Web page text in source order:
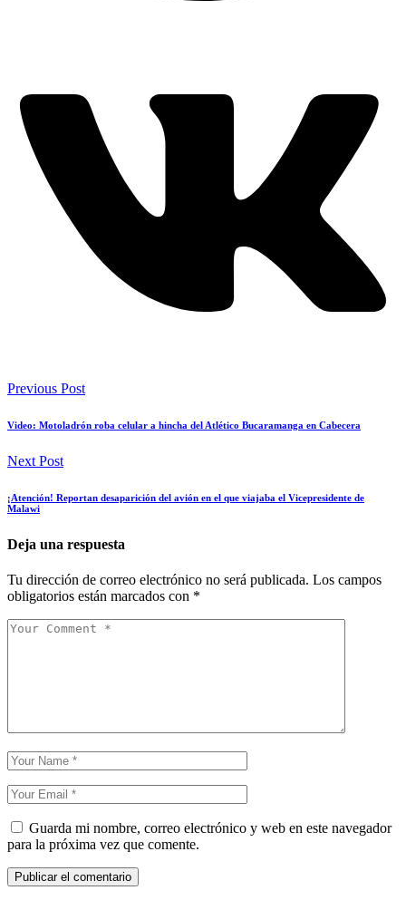
Previous Post
Video: Motoladrón roba celular a hincha del Atlético Bucaramanga en Cabecera
Next Post
¡Atención! Reportan desaparición del avión en el que viajaba el Vicepresidente de
Malawi
Deja una respuesta
Tu dirección de correo electrónico no será publicada. Los campos
obligatorios están marcados con *
Guarda mi nombre, correo electrónico y web en este navegador
para la próxima vez que comente.